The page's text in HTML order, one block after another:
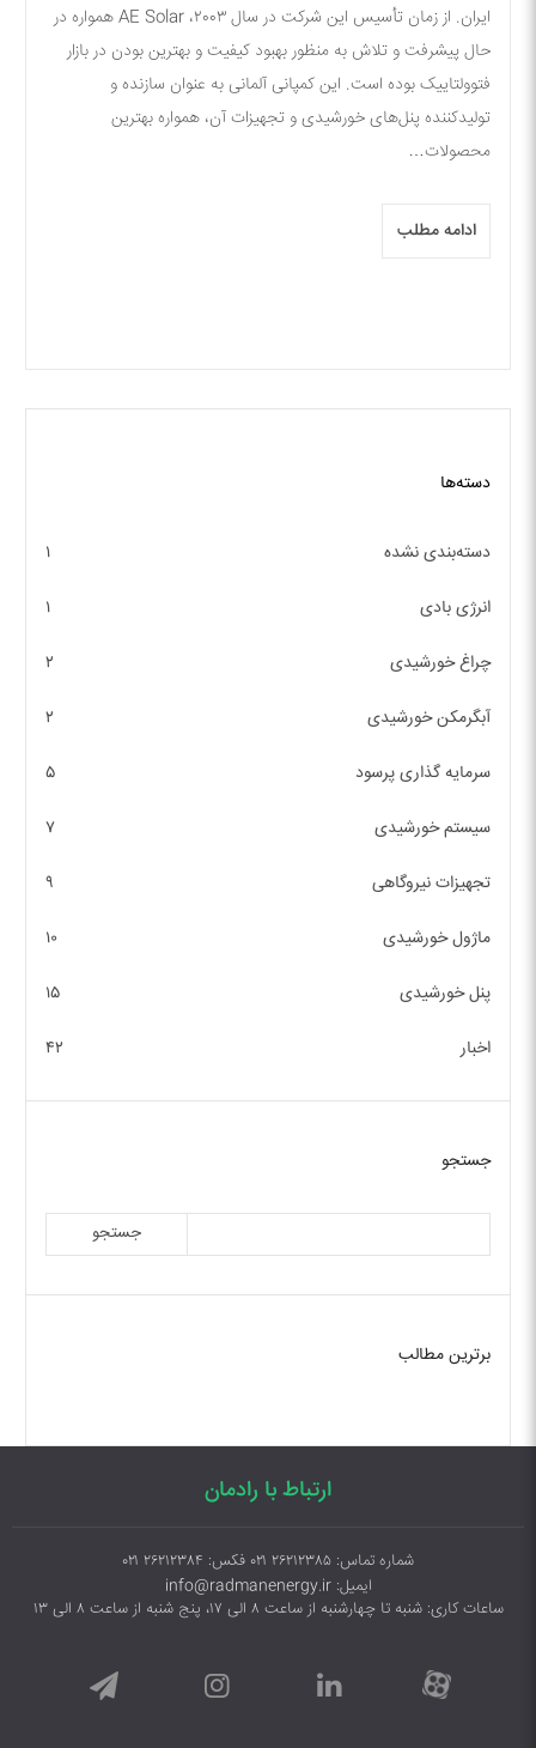
ایران. از زمان تأسیس این شرکت در سال ۲۰۰۳، AE Solar همواره در
حال پیشرفت و تلاش به منظور بهبود کیفیت و بهترین بودن در بازار
فتوولتاییک بوده است. این کمپانی آلمانی به عنوان سازنده و
تولیدکننده پنل‌های خورشیدی و تجهیزات آن، همواره بهترین
محصولات…
ادامه مطلب
دسته‌ها
دسته‌بندی نشده ۱
انرژی بادی ۱
چراغ خورشیدی ۲
آبگرمکن خورشیدی ۲
سرمایه گذاری پرسود ۵
سیستم خورشیدی ۷
تجهیزات نیروگاهی ۹
ماژول خورشیدی ۱۰
پنل خورشیدی ۱۵
اخبار ۴۲
جستجو
جستجو
برترین مطالب
ارتباط با رادمان
شماره تماس: ۲۶۲۱۲۳۸۵ ۰۲۱ فکس: ۲۶۲۱۲۳۸۴ ۰۲۱
ایمیل: info@radmanenergy.ir
ساعات کاری: شنبه تا چهارشنبه از ساعت ۸ الی ۱۷، پنج شنبه از ساعت ۸ الی ۱۳